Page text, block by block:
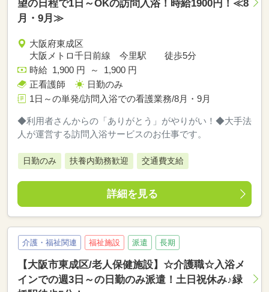
望の日程で1日～OKの訪問入浴！時給1900円！≪8
月・9月≫
大阪府東成区
大阪メトロ千日前線 今里駅 徒歩5分
時給 1,900 円 ～ 1,900 円
正看護師
日勤のみ
1日～の単発/訪問入浴での看護業務/8月・9月
◆利用者さんからの「ありがとう」がやりがい！◆大手法
人が運営する訪問入浴サービスのお仕事です。
日勤のみ 扶養内勤務歓迎 交通費支給
詳細を見る
介護・福祉関連 福祉施設 派遣 長期
【大阪市東成区/老人保健施設】☆介護職☆入浴メ
インでの週3日～の日勤のみ派遣！土日祝休み♪緑